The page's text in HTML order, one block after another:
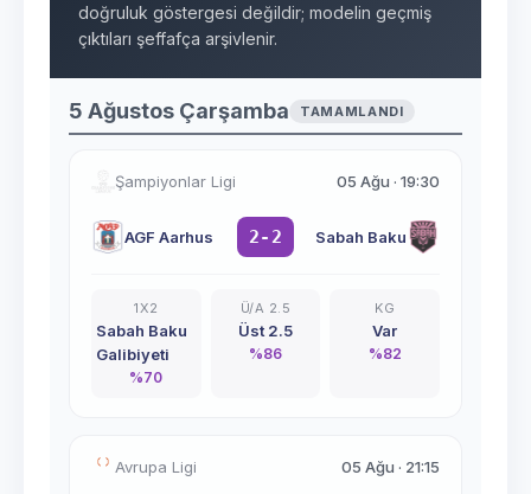
doğruluk göstergesi değildir; modelin geçmiş
çıktıları şeffafça arşivlenir.
5 Ağustos Çarşamba TAMAMLANDI
Şampiyonlar Ligi 05 Ağu · 19:30
AGF Aarhus 2-2 Sabah Baku
1X2
Sabah Baku
Galibiyeti
%70
Ü/A 2.5
Üst 2.5
%86
KG
Var
%82
Avrupa Ligi 05 Ağu · 21:15